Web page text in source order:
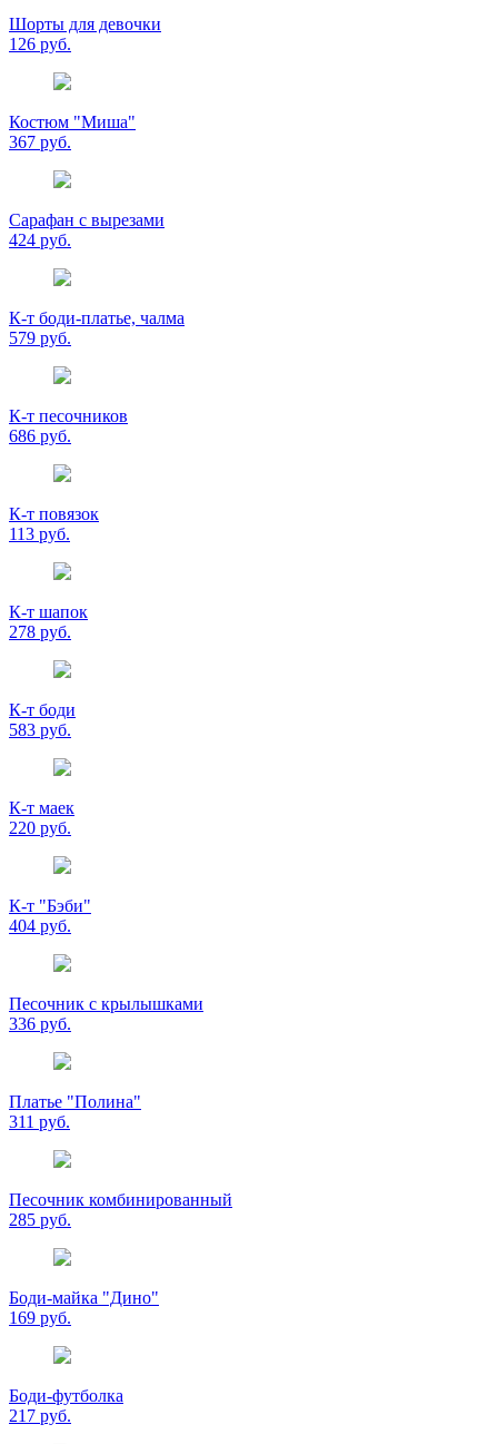
Шорты для девочки
126 руб.
Костюм "Миша"
367 руб.
Сарафан с вырезами
424 руб.
К-т боди-платье, чалма
579 руб.
К-т песочников
686 руб.
К-т повязок
113 руб.
К-т шапок
278 руб.
К-т боди
583 руб.
К-т маек
220 руб.
К-т "Бэби"
404 руб.
Песочник с крылышками
336 руб.
Платье "Полина"
311 руб.
Песочник комбинированный
285 руб.
Боди-майка "Дино"
169 руб.
Боди-футболка
217 руб.